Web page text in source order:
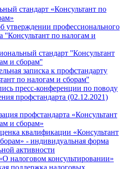
стандарт «Консультант по
утверждении профессионального
''Консультант по налогам и
стандарт ''Консультант
и сборам''
записка к профстандарту
по налогам и сборам''
пресс-конференции по поводу
профстандарта (02.12.2021)
профстандарта «Консультант
и сборам»
квалификации «Консультант
- индивидуальная форма
активности
налоговом консультировании»